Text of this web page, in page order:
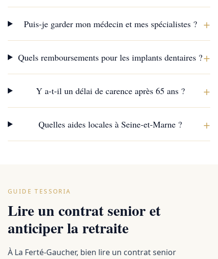
Puis-je garder mon médecin et mes spécialistes ? +
Quels remboursements pour les implants dentaires ?+
Y a-t-il un délai de carence après 65 ans ? +
Quelles aides locales à Seine-et-Marne ? +
GUIDE TESSORIA
Lire un contrat senior et
anticiper la retraite
À La Ferté-Gaucher, bien lire un contrat senior